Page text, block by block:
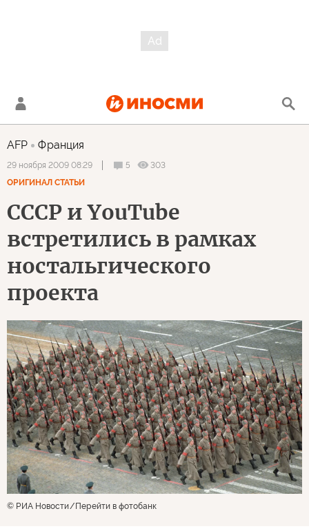
AFP Франция
29 ноября 2009 08:29 5
303
ОРИГИНАЛ СТАТЬИ
СССР и YouTube
встретились в рамках
ностальгического
проекта
© РИА Новости Перейти в фотобанк